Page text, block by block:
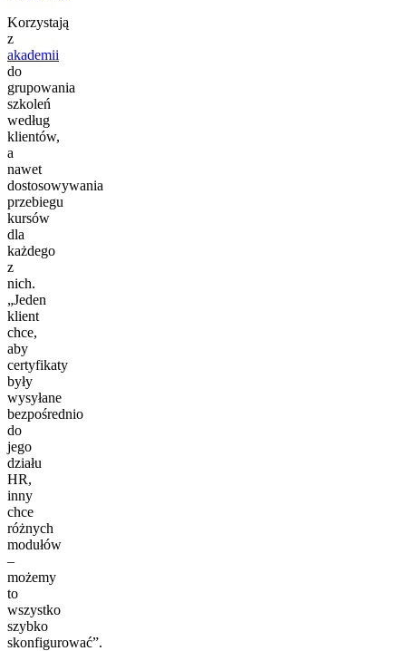
Korzystają
z
akademii
do
grupowania
szkoleń
według
klientów,
a
nawet
dostosowywania
przebiegu
kursów
dla
każdego
z
nich.
„Jeden
klient
chce,
aby
certyfikaty
były
wysyłane
bezpośrednio
do
jego
działu
HR,
inny
chce
różnych
modułów
–
możemy
to
wszystko
szybko
skonfigurować”.